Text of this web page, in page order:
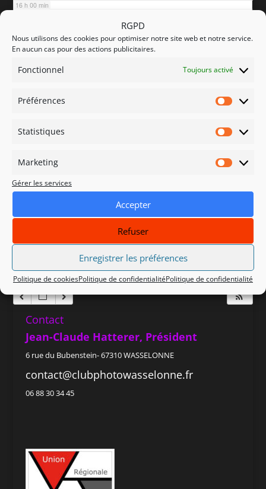
RGPD
Nous utilisons des cookies pour optimiser notre site web et notre service.
En aucun cas pour des actions publicitaires.
Fonctionnel Toujours activé
Préférences
Statistiques
Marketing
Gérer les services
Accepter
Refuser
Enregistrer les préférences
Politique de cookiesPolitique de confidentialitéPolitique de confidentialité
16 h 00 min
17 h 00 min
21 h 00 min
22 h 00 min
Contact
Jean-Claude Hatterer, Président
6 rue du Bubenstein- 67310 WASSELONNE
contact@clubphotowasselonne.fr
06 88 30 34 45